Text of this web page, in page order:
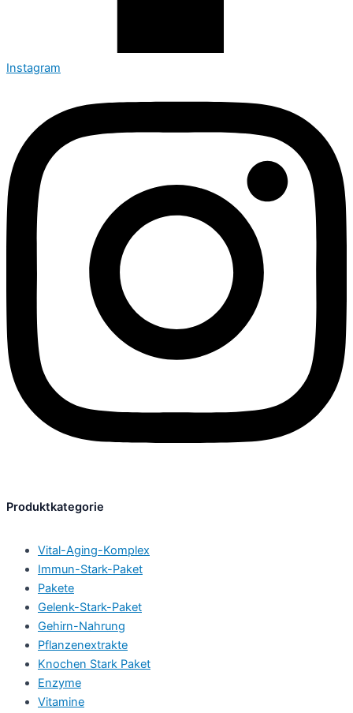
Instagram
Produktkategorie
Vital-Aging-Komplex
Immun-Stark-Paket
Pakete
Gelenk-Stark-Paket
Gehirn-Nahrung
Pflanzenextrakte
Knochen Stark Paket
Enzyme
Vitamine